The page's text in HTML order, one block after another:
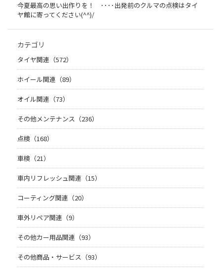
今夏最高の思い出作りを！ ････出発前のクルマの点検はタイ
ヤ館に寄ってください(^^)/
カテゴリ
タイヤ関連（572）
ホイール関連（89）
オイル関連（73）
その他メンテナンス（236）
点検（168）
車検（21）
車内リフレッシュ関連（15）
コーティング関連（20）
車外リペア関連（9）
その他カー用品関連（93）
その他商品・サービス（93）